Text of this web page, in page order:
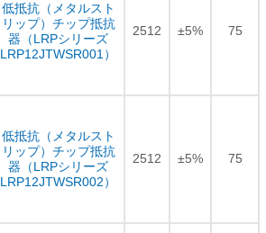
低抵抗（メタルスト
リップ）チップ抵抗
器（LRPシリーズ
LRP12JTWSR001）
2512 ±5% 75
低抵抗（メタルスト
リップ）チップ抵抗
器（LRPシリーズ
LRP12JTWSR002）
2512 ±5% 75